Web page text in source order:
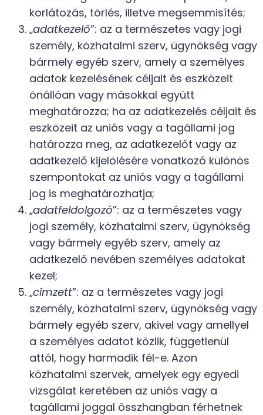
korlátozás, törlés, illetve megsemmisítés;
„adatkezelő”: az a természetes vagy jogi
személy, közhatalmi szerv, ügynökség vagy
bármely egyéb szerv, amely a személyes
adatok kezelésének céljait és eszközeit
önállóan vagy másokkal együtt
meghatározza; ha az adatkezelés céljait és
eszközeit az uniós vagy a tagállami jog
határozza meg, az adatkezelőt vagy az
adatkezelő kijelölésére vonatkozó különös
szempontokat az uniós vagy a tagállami
jog is meghatározhatja;
„adatfeldolgozó”: az a természetes vagy
jogi személy, közhatalmi szerv, ügynökség
vagy bármely egyéb szerv, amely az
adatkezelő nevében személyes adatokat
kezel;
„címzett”: az a természetes vagy jogi
személy, közhatalmi szerv, ügynökség vagy
bármely egyéb szerv, akivel vagy amellyel
a személyes adatot közlik, függetlenül
attól, hogy harmadik fél-e. Azon
közhatalmi szervek, amelyek egy egyedi
vizsgálat keretében az uniós vagy a
tagállami joggal összhangban férhetnek